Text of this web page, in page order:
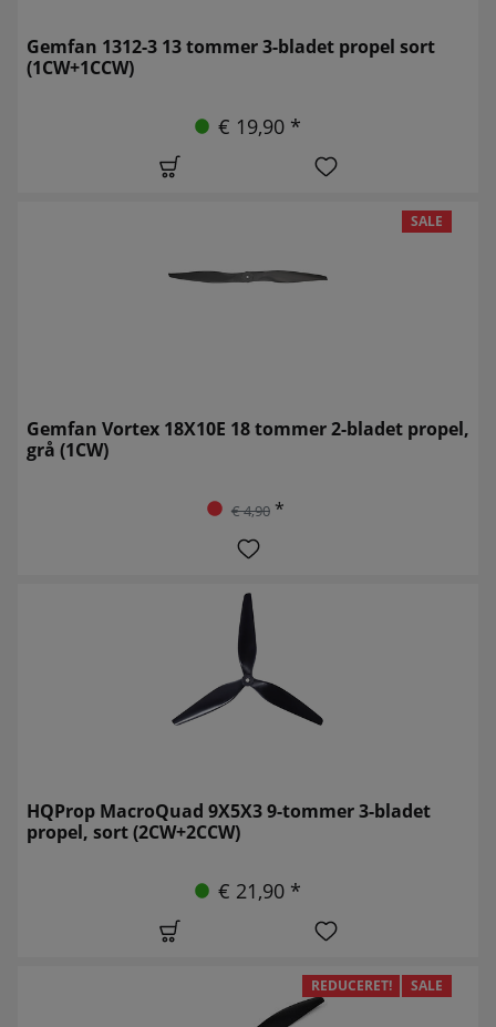
Gemfan 1312-3 13 tommer 3-bladet propel sort
(1CW+1CCW)
€ 19,90 *
SALE
Gemfan Vortex 18X10E 18 tommer 2-bladet propel,
grå (1CW)
€ 4,90*
HQProp MacroQuad 9X5X3 9-tommer 3-bladet
propel, sort (2CW+2CCW)
€ 21,90 *
REDUCERET! SALE